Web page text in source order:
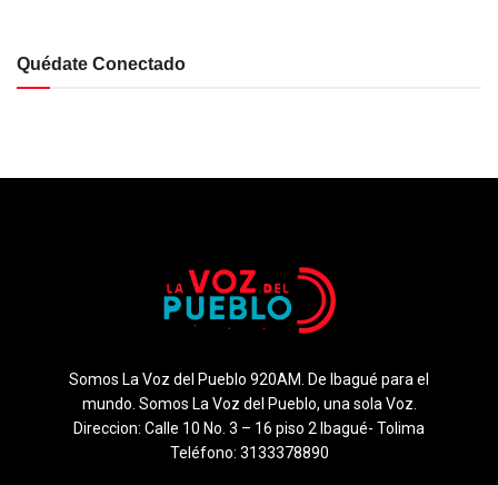
Quédate Conectado
Somos La Voz del Pueblo 920AM. De Ibagué para el
mundo. Somos La Voz del Pueblo, una sola Voz.
Direccion: Calle 10 No. 3 – 16 piso 2 Ibagué- Tolima
Teléfono: 3133378890